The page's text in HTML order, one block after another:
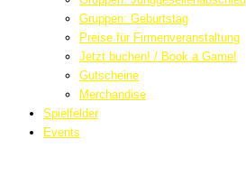
Gruppen: Geburtstag
Preise für Firmenveranstaltung
Jetzt buchen! / Book a Game!
Gutscheine
Merchandise
Spielfelder
Events